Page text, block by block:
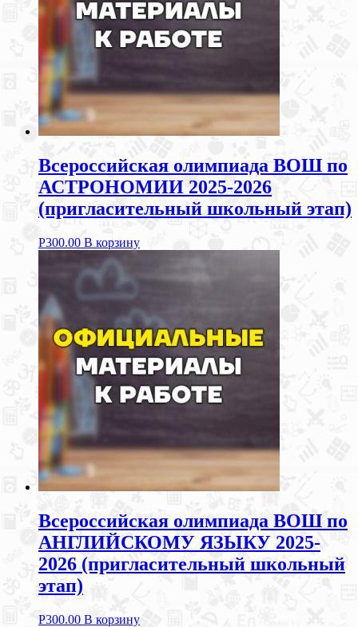
Всероссийская олимпиада ВОШ по
АСТРОНОМИИ 2025-2026
(пригласительный школьный этап)
Р300.00 В корзину
Всероссийская олимпиада ВОШ по
АНГЛИЙСКОМУ ЯЗЫКУ 2025-
2026 (пригласительный школьный
этап)
Р300.00 В корзину